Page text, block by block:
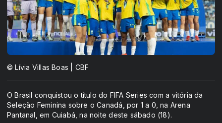
© Lívia Villas Boas | CBF
O Brasil conquistou o título do FIFA Series com a vitória da
Seleção Feminina sobre o Canadá, por 1 a 0, na Arena
Pantanal, em Cuiabá, na noite deste sábado (18).